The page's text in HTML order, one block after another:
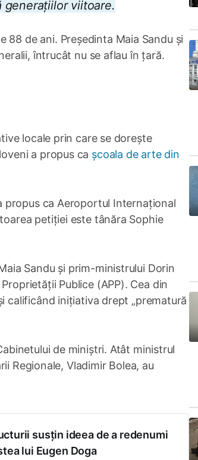
generațiilor viitoare.
88 de ani. Președinta Maia Sandu și
întrucât nu se aflau în țară.
locale prin care se dorește
a propus ca școala de arte din
propus ca Aeroportul Internațional
petiției este tânăra Sophie
Sandu și prim-ministrului Dorin
Publice (APP). Cea din
calificând inițiativa drept „prematură
de miniștri. Atât ministrul
Regionale, Vladimir Bolea, au
susțin ideea de a redenumi
lui Eugen Doga